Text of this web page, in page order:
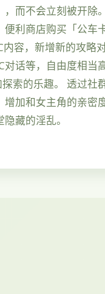
而不会立刻被开除
利商店购买「公车
容，新增新的攻略
话等，自由度相当
索的乐趣。 透过社
加和女主角的亲密
藏的淫乱。